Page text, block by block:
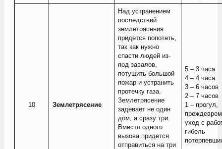
10​ Землетрясение
Над устранением
последствий
землетрясения
придется попотеть,
так как нужно
спасти людей из-
под завалов,
потушить большой
пожар и устранить
протечку газа.
Землетрясение
задевает не один
дом, а сразу три.
Вместо одного
вызова придется
отправиться на три
5 – 3 часа
4 – 4 часа
3 – 6 часов
2 – 7 часов
1 – прогул,
уход с
гибель